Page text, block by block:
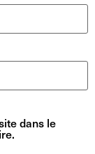
dans le